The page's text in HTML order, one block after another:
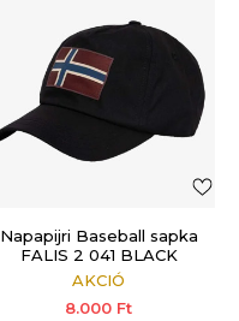
Napapijri Baseball sapka
FALIS 2 041 BLACK
AKCIÓ
8.000 Ft